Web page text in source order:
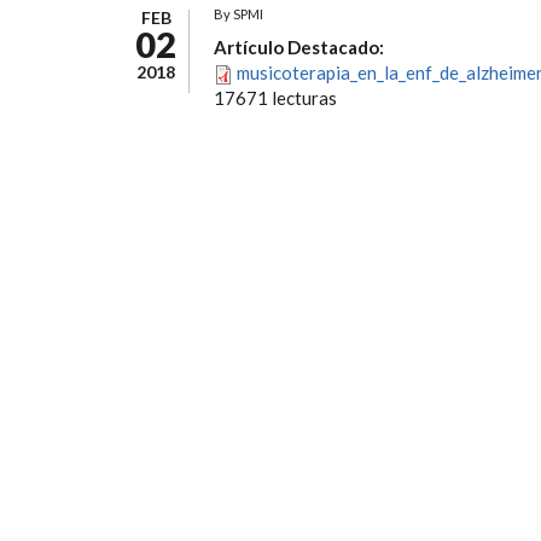
FEB
02
2018
BySPMI
Artículo Destacado:
17671 lecturas